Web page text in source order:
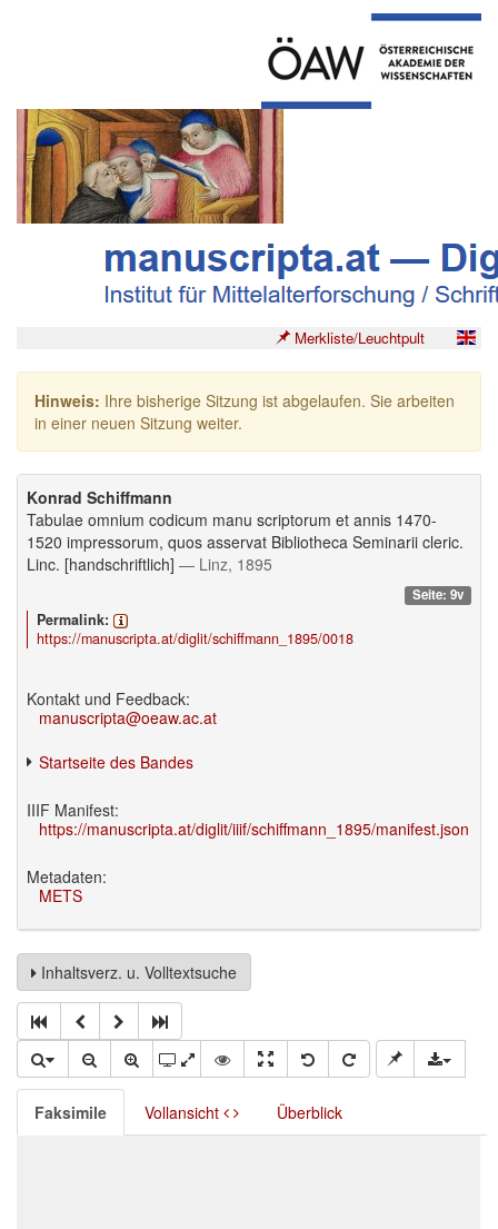
Merkliste/Leuchtpult
Hinweis: Ihre bisherige Sitzung ist abgelaufen. Sie arbeiten
in einer neuen Sitzung weiter.
Konrad Schiffmann
Tabulae omnium codicum manu scriptorum et annis 1470-
1520 impressorum, quos asservat Bibliotheca Seminarii cleric.
Linc. [handschriftlich] — Linz, 1895
Seite: 9v
Permalink:
https://manuscripta.at/diglit/schiffmann_1895/0018
Kontakt und Feedback:
manuscripta@oeaw.ac.at
Startseite des Bandes
IIIF Manifest:
https://manuscripta.at/diglit/iiif/schiffmann_1895/manifest.json
Metadaten:
METS
Inhaltsverz. u. Volltextsuche
Faksimile Vollansicht Überblick